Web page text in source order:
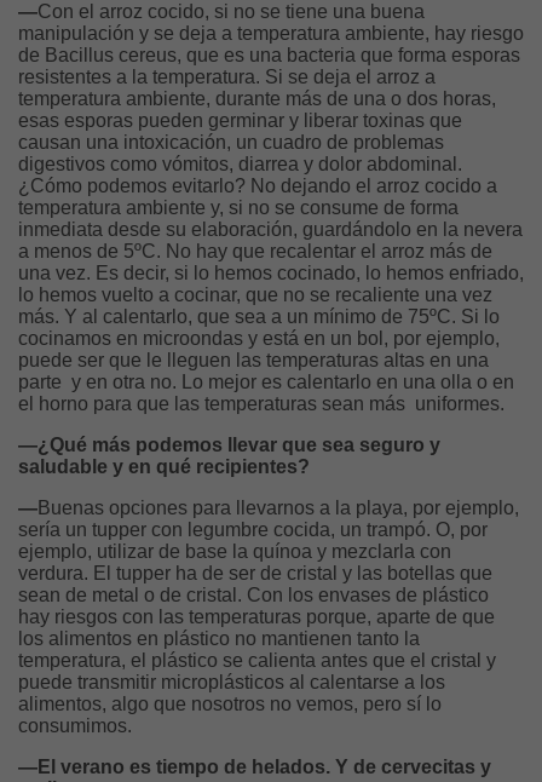
—Con el arroz cocido, si no se tiene una buena
manipulación y se deja a temperatura ambiente, hay riesgo
de Bacillus cereus, que es una bacteria que forma esporas
resistentes a la temperatura. Si se deja el arroz a
temperatura ambiente, durante más de una o dos horas,
esas esporas pueden germinar y liberar toxinas que
causan una intoxicación, un cuadro de problemas
digestivos como vómitos, diarrea y dolor abdominal.
¿Cómo podemos evitarlo? No dejando el arroz cocido a
temperatura ambiente y, si no se consume de forma
inmediata desde su elaboración, guardándolo en la nevera
a menos de 5ºC. No hay que recalentar el arroz más de
una vez. Es decir, si lo hemos cocinado, lo hemos enfriado,
lo hemos vuelto a cocinar, que no se recaliente una vez
más. Y al calentarlo, que sea a un mínimo de 75ºC. Si lo
cocinamos en microondas y está en un bol, por ejemplo,
puede ser que le lleguen las temperaturas altas en una
parte y en otra no. Lo mejor es calentarlo en una olla o en
el horno para que las temperaturas sean más uniformes.
—¿Qué más podemos llevar que sea seguro y
saludable y en qué recipientes?
—Buenas opciones para llevarnos a la playa, por ejemplo,
sería un tupper con legumbre cocida, un trampó. O, por
ejemplo, utilizar de base la quínoa y mezclarla con
verdura. El tupper ha de ser de cristal y las botellas que
sean de metal o de cristal. Con los envases de plástico
hay riesgos con las temperaturas porque, aparte de que
los alimentos en plástico no mantienen tanto la
temperatura, el plástico se calienta antes que el cristal y
puede transmitir microplásticos al calentarse a los
alimentos, algo que nosotros no vemos, pero sí lo
consumimos.
—El verano es tiempo de helados. Y de cervecitas y